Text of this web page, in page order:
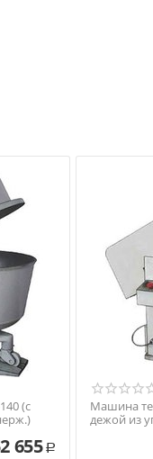
(с
655 Р
Машина
дежой из